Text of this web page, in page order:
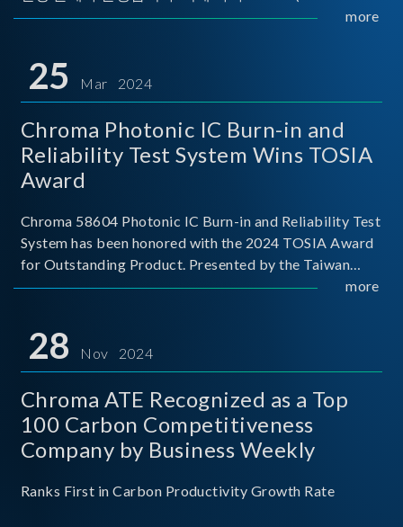
Implementers Forum)는 USB Power Delivery(PD) 전력
서는 USB PD를 지원하는 다양한 제품들이 출시되고 있
습니다. 스마트폰, 디지털 카메라, 모바일 기기, 외장 스토
리지, 노트북, 디스플레이 등에서 하나의
more
25 Mar 2024
Chroma Photonic IC Burn-in and
Reliability Test System Wins TOSIA
Award
Chroma 58604 Photonic IC Burn-in and Reliability Test
System has been honored with the 2024 TOSIA Award
for Outstanding Product. Presented by the Taiwan
Optoelectronic and Semiconductor Industry
for thei
more
28 Nov 2024
Chroma ATE Recognized as a Top
100 Carbon Competitiveness
Company by Business Weekly
Ranks First in Carbon Productivity Growth Rate